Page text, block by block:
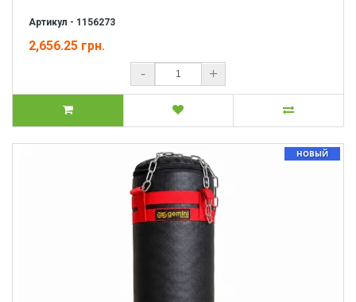
Артикул - 1156273
2,656.25 грн.
- +
НОВЫЙ